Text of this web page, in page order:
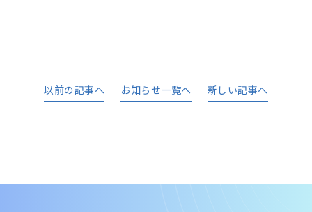
以前の記事へ お知らせ一覧へ 新しい記事へ